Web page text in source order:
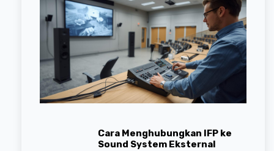
Cara Menghubungkan IFP ke
Sound System Eksternal